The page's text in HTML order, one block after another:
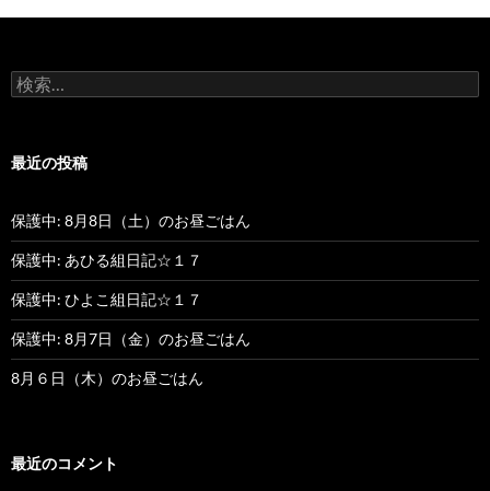
ゲ
シ
ン
検
索
最近の投稿
保護中: 8月8日（土）のお昼ごはん
保護中: あひる組日記☆１７
保護中: ひよこ組日記☆１７
保護中: 8月7日（金）のお昼ごはん
8月６日（木）のお昼ごはん
最近のコメント